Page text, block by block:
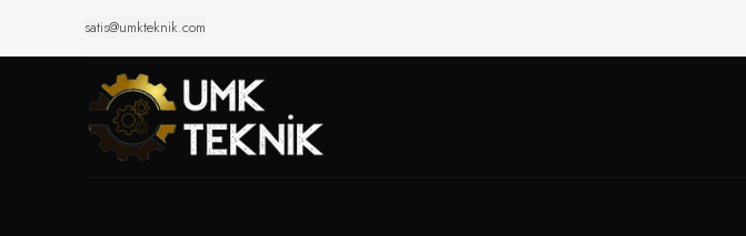
satis@umkteknik.com